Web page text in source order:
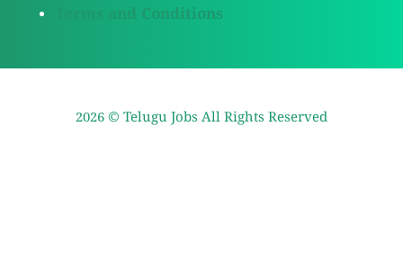
Terms and Conditions
2026 © Telugu Jobs All Rights Reserved